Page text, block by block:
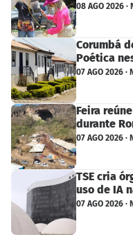
08 AGO 2026 ·
Corumbá
Poética
07 AGO 2026 ·
Feira
durante
07 AGO 2026 ·
TSE cria
uso de IA
07 AGO 2026 ·